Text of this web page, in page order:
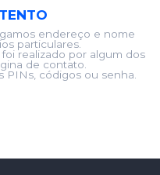
endereço e nome
particulares.
realizado por algum dos
de contato.
PINs, códigos ou senha.